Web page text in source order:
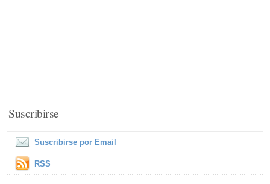
Suscribirse
Suscribirse por Email
RSS